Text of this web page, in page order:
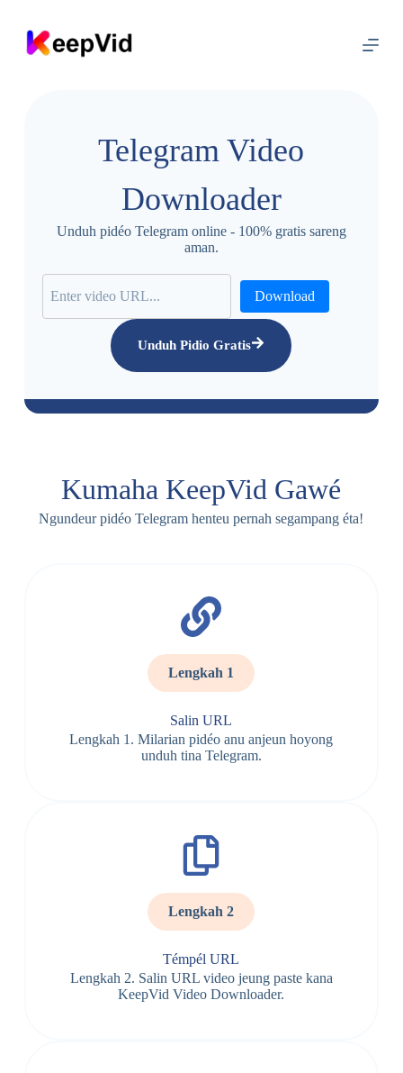
Telegram Video
Downloader
Unduh pidéo Telegram online - 100% gratis sareng
aman.
Download
Unduh Pidio Gratis
Kumaha KeepVid Gawé
Ngundeur pidéo Telegram henteu pernah segampang éta!
Lengkah 1
Salin URL
Lengkah 1. Milarian pidéo anu anjeun hoyong
unduh tina Telegram.
Lengkah 2
Témpél URL
Lengkah 2. Salin URL video jeung paste kana
KeepVid Video Downloader.